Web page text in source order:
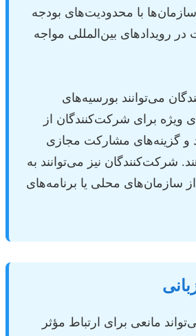
با محدودیت‌های بودجه
رویدادهای بین‌المللی مواجه
می‌توانند بورسیه‌های
ویژه برای شرکت‌کنندگان از
و گزینه‌های مشارکت مجازی
شرکت‌کنندگان نیز می‌توانند به
سازمان‌های محلی یا برنامه‌های
مانعی برای ارتباط مؤثر